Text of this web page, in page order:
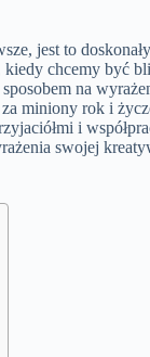
jest to
chcemy być
na
miniony rok i
i
swojej